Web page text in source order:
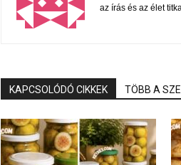
az írás és az élet
KAPCSOLÓDÓ CIKKEK TÖBB A